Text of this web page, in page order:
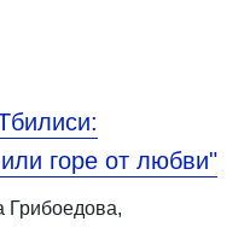
горе от любви"
Грибоедова,